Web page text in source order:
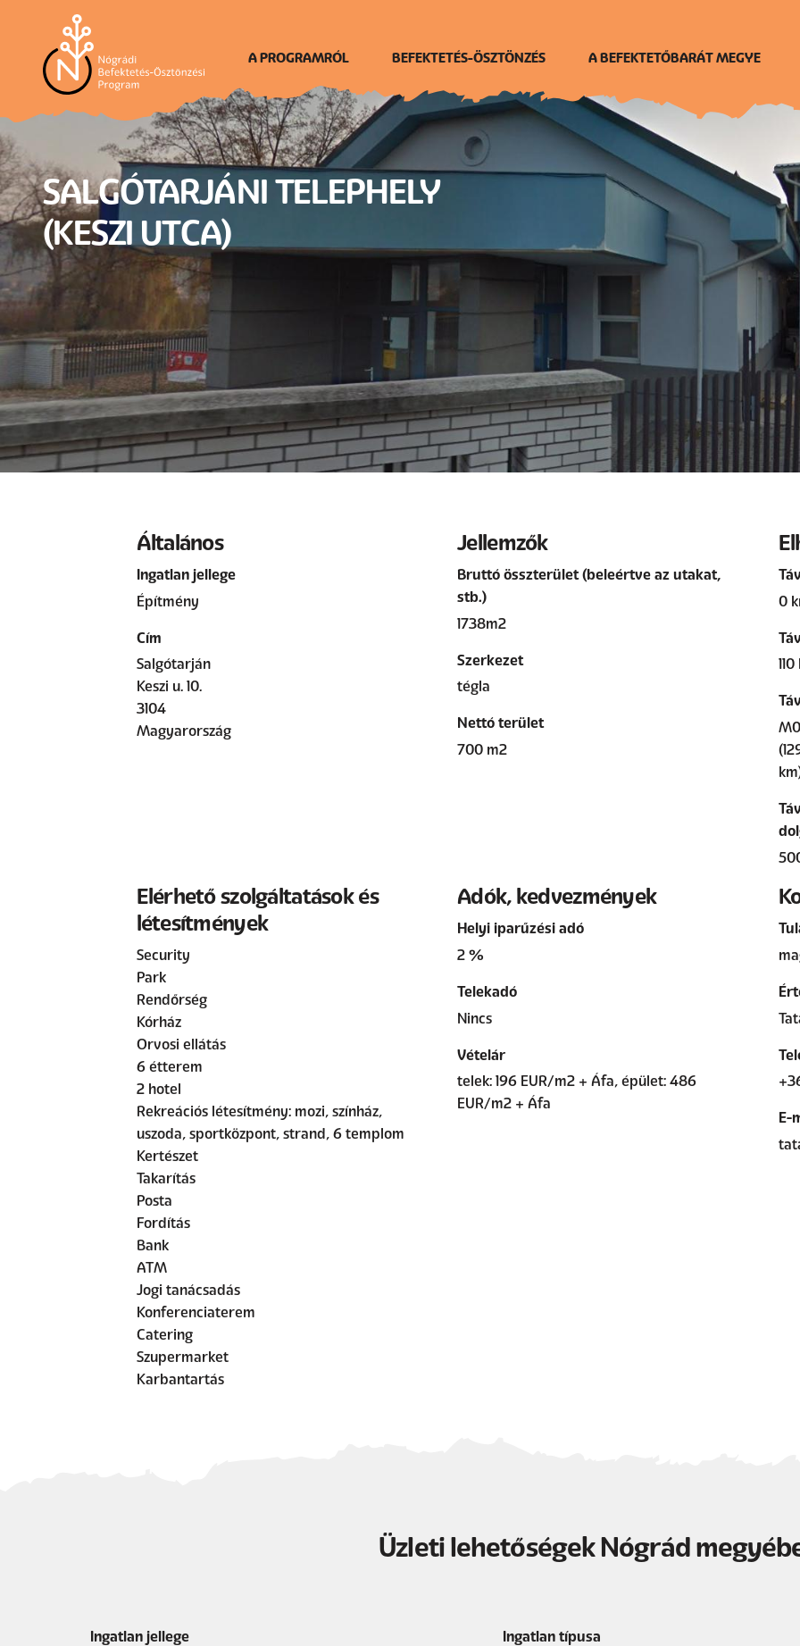
tartalomra
A PROGRAMRÓL BEFEKTETÉS-ÖSZTÖNZÉS A BEFEKTETŐBARÁT MEGYE
SALGÓTARJÁNI TELEPHELY
(KESZI UTCA)
Általános
Ingatlan jellege
Építmény
Cím
Salgótarján
Keszi u. 10.
3104
Magyarország
Jellemzők
Bruttó összterület (beleértve az utakat,
stb.)
1738m2
Szerkezet
tégla
Nettó terület
700 m2
0
Elérhető szolgáltatások és
létesítmények
Security
Park
Rendőrség
Kórház
Orvosi ellátás
6 étterem
2 hotel
Rekreációs létesítmény: mozi, színház,
uszoda, sportközpont, strand, 6 templom
Kertészet
Takarítás
Posta
Fordítás
Bank
ATM
Jogi tanácsadás
Konferenciaterem
Catering
Szupermarket
Karbantartás
Adók, kedvezmények
Helyi iparűzési adó
2 %
Telekadó
Nincs
Vételár
telek: 196 EUR/m2 + Áfa, épület: 486
EUR/m2 + Áfa
E-
Üzleti lehetőségek Nógrád
Ingatlan jellege Ingatlan típusa